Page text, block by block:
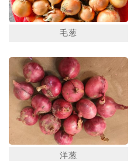
毛葱
洋葱